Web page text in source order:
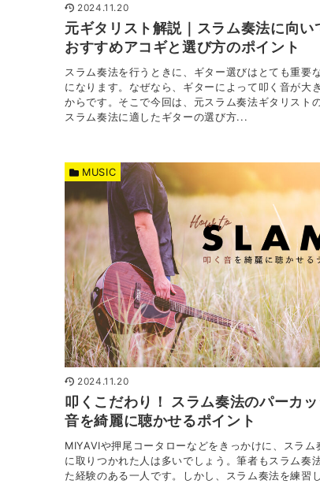
2024.11.20
元ギタリスト解説｜スラム奏法に向い
おすすめアコギと選び方のポイント
スラム奏法を行うときに、ギター選びはとても重要
になります。なぜなら、ギターによって叩く音が大
からです。そこで今回は、元スラム奏法ギタリスト
スラム奏法に適したギターの選び方...
2024.11.20
叩くこだわり！ スラム奏法のパーカ
音を綺麗に聴かせるポイント
MIYAVIや押尾コータローなどをきっかけに、スラム
に取りつかれた人は多いでしょう。筆者もスラム奏
た経験のある一人です。しかし、スラム奏法を練習
MUSIC